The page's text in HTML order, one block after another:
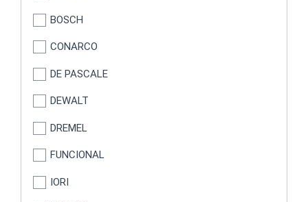
BOSCH
CONARCO
DE PASCALE
DEWALT
DREMEL
FUNCIONAL
IORI